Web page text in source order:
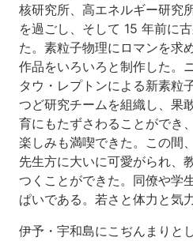
核研究所、高エネルギー研究
を過ごし、そして 15 年前に
た。素粒子物理にロマンを求
作品をいろいろと制作した。
タウ・レプトンによる新素粒
つど研究チームを組織し、果
育にもたずさわることができ
楽しみも満喫できた。この間
先生方に大いに可愛がられ、
つくことができた。同僚や学
ぱいである。若さと体力と気
伊予・宇和島にこぢんまりと